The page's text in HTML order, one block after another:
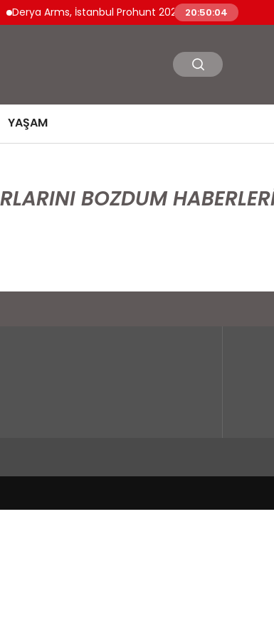
Derya Arms, İstanbul Prohunt 2026’da yeni nesil
20:50:04
YAŞAM
BOZDUM